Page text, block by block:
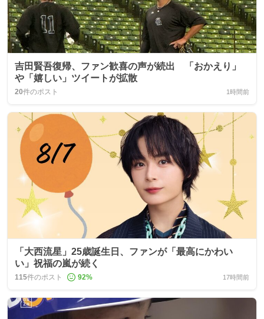
吉田賢吾復帰、ファン歓喜の声が続出 「おかえり」
や「嬉しい」ツイートが拡散
20件のポスト 1時間前
「大西流星」25歳誕生日、ファンが「最高にかわい
い」祝福の嵐が続く
115件のポスト 92% 17時間前